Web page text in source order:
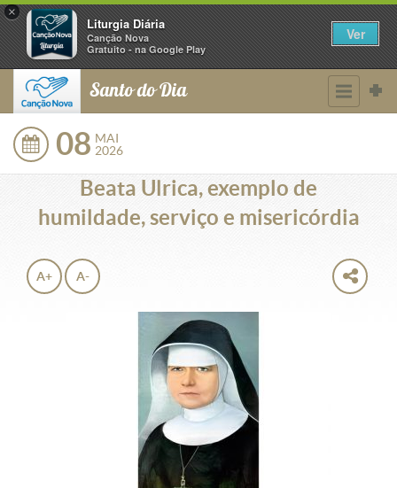
×
Liturgia Diária
Canção Nova
Gratuito - na Google Play
Ver
Santo do Dia
08 MAI
2026
Beata Ulrica, exemplo de
humildade, serviço e misericórdia
A+ A-